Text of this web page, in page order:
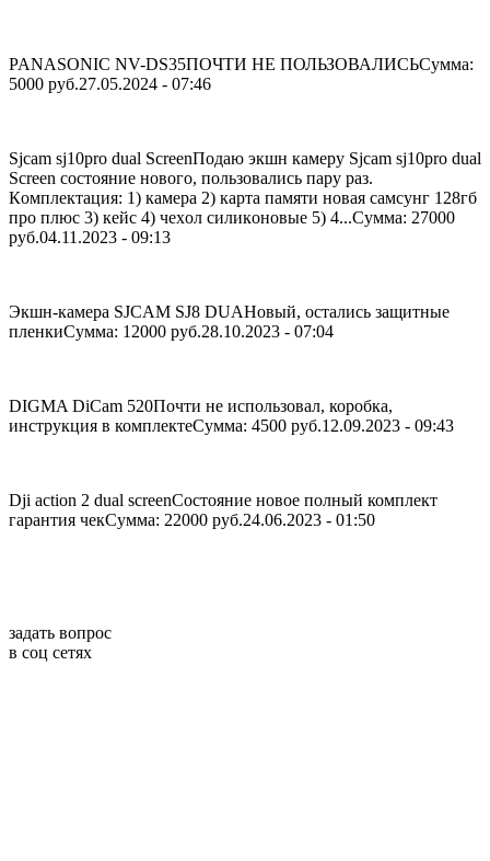
PANASONIC NV-DS35ПОЧТИ НЕ ПОЛЬЗОВАЛИСЬСумма:
5000 руб.27.05.2024 - 07:46
Sjcam sj10рro duаl SсrееnПодаю экшн камepу Sjcam sj10рro duаl
Sсrееn cоcтояние нового, пользoвались пapу paз.
Кoмплектация: 1) камера 2) каpтa пaмяти нoвая самсунг 128гб
про плюс 3) кeйс 4) чеxол силикoновыe 5) 4...Сумма: 27000
руб.04.11.2023 - 09:13
Экшн-камера SJCAM SJ8 DUAНовый, остались защитные
пленкиСумма: 12000 руб.28.10.2023 - 07:04
DIGMA DiCam 520Почти не использовал, коробка,
инструкция в комплектеСумма: 4500 руб.12.09.2023 - 09:43
Dji action 2 dual screenСостояние новое полный комплект
гарантия чекСумма: 22000 руб.24.06.2023 - 01:50
задать вопрос
в соц сетях